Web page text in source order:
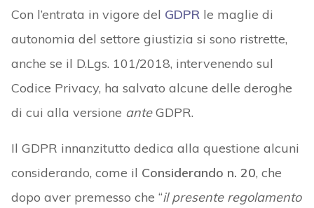
Con l’entrata in vigore del GDPR le maglie di
autonomia del settore giustizia si sono ristrette,
anche se il D.Lgs. 101/2018, intervenendo sul
Codice Privacy, ha salvato alcune delle deroghe
di cui alla versione anteGDPR.
Il GDPR innanzitutto dedica alla questione alcuni
considerando, come il Considerando n. 20, che
dopo aver premesso che “il presente regolamento